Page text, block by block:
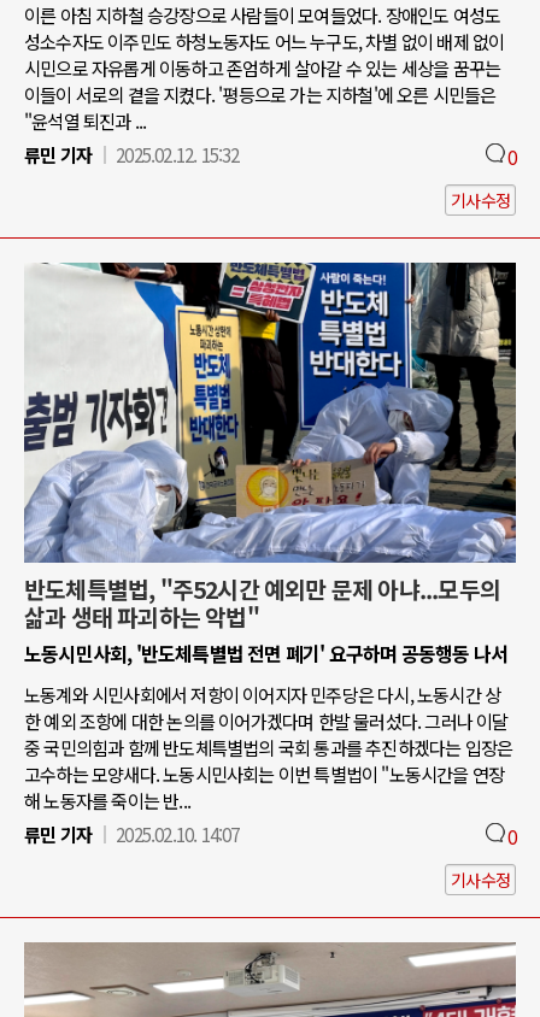
이른 아침 지하철 승강장으로 사람들이 모여들었다. 장애인도 여성도
성소수자도 이주민도 하청노동자도 어느 누구도, 차별 없이 배제 없이
시민으로 자유롭게 이동하고 존엄하게 살아갈 수 있는 세상을 꿈꾸는
이들이 서로의 곁을 지켰다. '평등으로 가는 지하철'에 오른 시민들은
"윤석열 퇴진과 ...
류민 기자
2025.02.12. 15:32 0
기사수정
반도체특별법, "주52시간 예외만 문제 아냐...모두의
삶과 생태 파괴하는 악법"
노동시민사회, '반도체특별법 전면 폐기' 요구하며 공동행동 나서
노동계와 시민사회에서 저항이 이어지자 민주당은 다시, 노동시간 상
한 예외 조항에 대한 논의를 이어가겠다며 한발 물러섰다. 그러나 이달
중 국민의힘과 함께 반도체특별법의 국회 통과를 추진하겠다는 입장은
고수하는 모양새다. 노동시민사회는 이번 특별법이 "노동시간을 연장
해 노동자를 죽이는 반...
류민 기자
2025.02.10. 14:07 0
기사수정